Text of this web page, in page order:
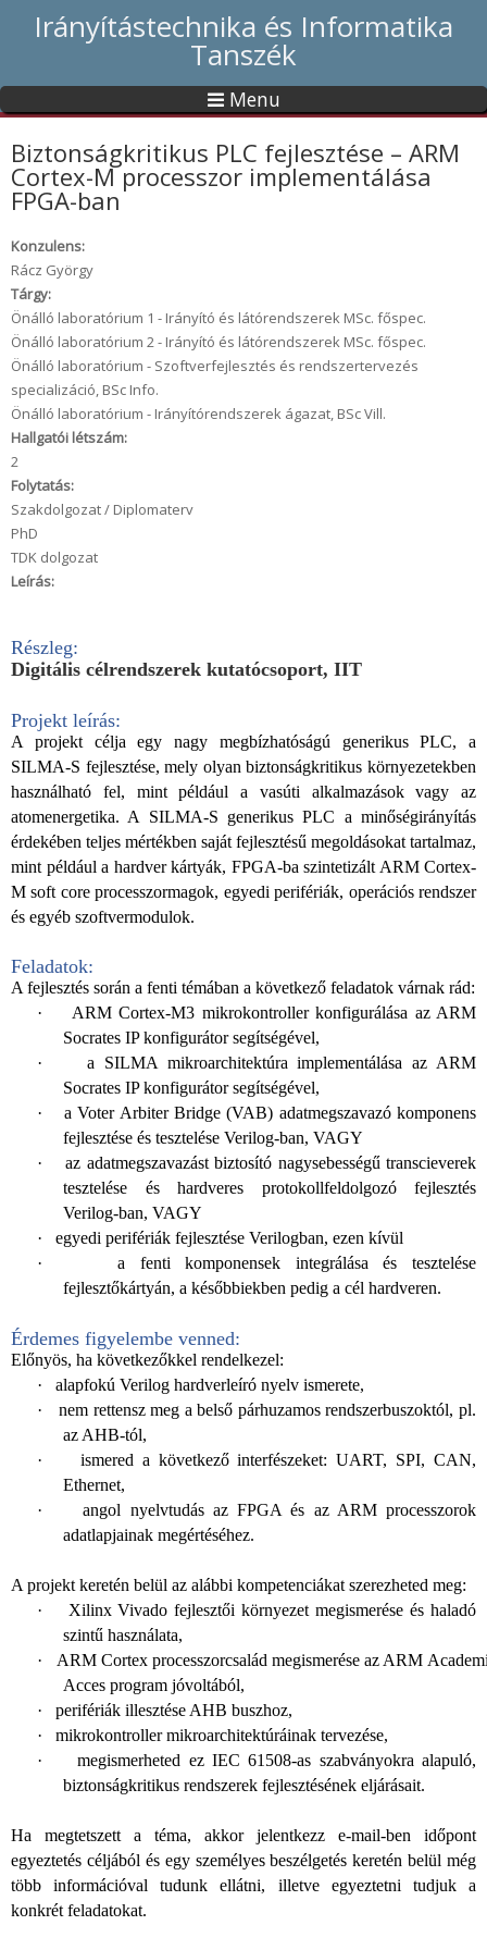
Irányítástechnika és Informatika
Tanszék
Menu
Biztonságkritikus PLC fejlesztése – ARM
Cortex-M processzor implementálása
FPGA-ban
Konzulens:
Rácz György
Tárgy:
Önálló laboratórium 1 - Irányító és látórendszerek MSc. főspec.
Önálló laboratórium 2 - Irányító és látórendszerek MSc. főspec.
Önálló laboratórium - Szoftverfejlesztés és rendszertervezés
specializáció, BSc Info.
Önálló laboratórium - Irányítórendszerek ágazat, BSc Vill.
Hallgatói létszám:
2
Folytatás:
Szakdolgozat / Diplomaterv
PhD
TDK dolgozat
Leírás:
Részleg:
Digitális célrendszerek kutatócsoport, IIT
Projekt leírás:
A projekt célja egy nagy megbízhatóságú generikus PLC, a
SILMA-S fejlesztése, mely olyan biztonságkritikus környezetekben
használható fel, mint például a vasúti alkalmazások vagy az
atomenergetika. A SILMA-S generikus PLC a minőségirányítás
érdekében teljes mértékben saját fejlesztésű megoldásokat tartalmaz,
mint például a hardver kártyák, FPGA-ba szintetizált ARM Cortex-
M soft core processzormagok, egyedi perifériák, operációs rendszer
és egyéb szoftvermodulok.
Feladatok:
A fejlesztés során a fenti témában a következő feladatok várnak rád:
·
ARM Cortex-M3 mikrokontroller konfigurálása az ARM
Socrates IP konfigurátor segítségével,
·
a SILMA mikroarchitektúra implementálása az ARM
Socrates IP konfigurátor segítségével,
·
a Voter Arbiter Bridge (VAB) adatmegszavazó komponens
fejlesztése és tesztelése Verilog-ban, VAGY
·
az adatmegszavazást biztosító nagysebességű transcieverek
tesztelése és hardveres protokollfeldolgozó fejlesztés
Verilog-ban, VAGY
·
egyedi perifériák fejlesztése Verilogban, ezen kívül
·
a fenti komponensek integrálása és tesztelése
fejlesztőkártyán, a későbbiekben pedig a cél hardveren.
Érdemes figyelembe venned:
Előnyös, ha következőkkel rendelkezel:
·
alapfokú Verilog hardverleíró nyelv ismerete,
·
nem rettensz meg a belső párhuzamosrendszerbuszoktól, pl.
az AHB-tól,
·
ismered a következő interfészeket: UART, SPI, CAN,
Ethernet,
·
angol nyelvtudás az FPGA és az ARM processzorok
adatlapjainak megértéséhez.
A projekt keretén belül az alábbi kompetenciákat szerezheted meg:
·
Xilinx Vivado fejlesztői környezet megismerése és haladó
szintű használata,
·
ARM Cortex processzorcsalád megismerése az ARM
Acces program jóvoltából,
·
perifériák illesztése AHB buszhoz,
·
mikrokontroller mikroarchitektúráinak tervezése,
·
megismerheted ez IEC 61508-as szabványokra alapuló,
biztonságkritikus rendszerek fejlesztésének eljárásait.
Ha megtetszett a téma, akkor jelentkezz e-mail-ben időpont
egyeztetés céljából és egy személyes beszélgetés keretén belül még
több információval tudunk ellátni, illetve egyeztetni tudjuk a
konkrét feladatokat.